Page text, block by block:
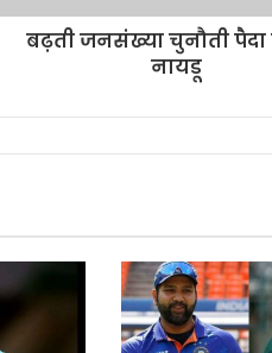
बढ़ती जनसंख्या चुनौती पैदा
नायडू